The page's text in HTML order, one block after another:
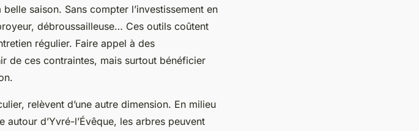
saison. Sans compter l’investissement en
débroussailleuse… Ces outils coûtent
régulier. Faire appel à des
de ces contraintes, mais surtout bénéficier
relèvent d’une autre dimension. En milieu
d’Yvré-l’Évêque, les arbres peuvent